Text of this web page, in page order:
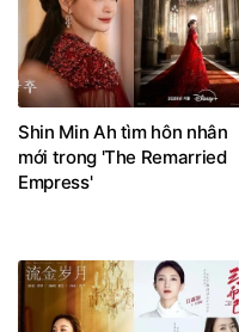
Shin Min Ah tìm hôn nhân
mới trong 'The Remarried
Empress'